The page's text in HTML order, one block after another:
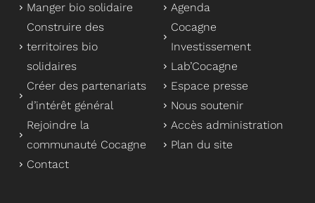
Manger bio solidaire
Construire des
territoires bio
solidaires
Créer des partenariats
d’intérêt général
Rejoindre la
communauté Cocagne
Contact
Agenda
Cocagne
Investissement
Lab’Cocagne
Espace presse
Nous soutenir
Accès administration
Plan du site